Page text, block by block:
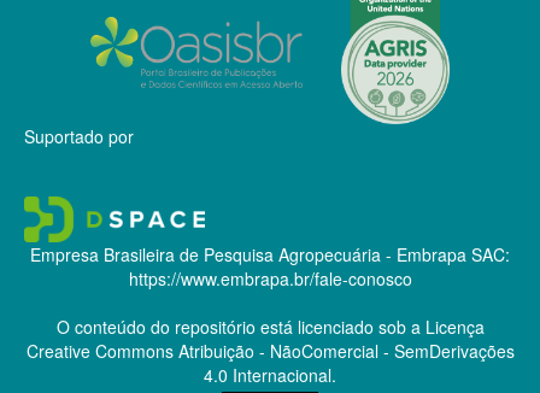
Suportado por
Empresa Brasileira de Pesquisa Agropecuária - Embrapa SAC:
https://www.embrapa.br/fale-conosco
O conteúdo do repositório está licenciado sob a Licença
Creative CommonsAtribuição - NãoComercial - SemDerivações
4.0 Internacional.